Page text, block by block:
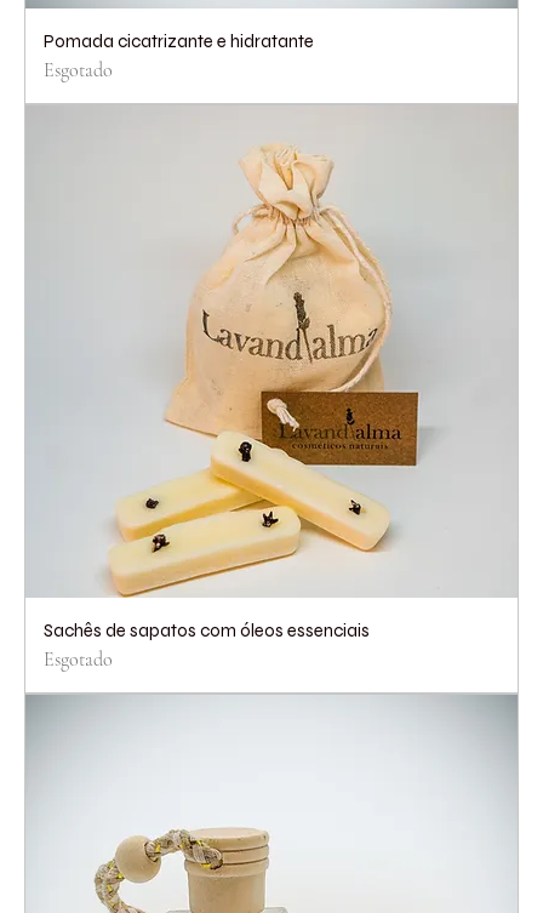
Pomada cicatrizante e hidratante
Esgotado
Sachês de sapatos com óleos essenciais
Esgotado